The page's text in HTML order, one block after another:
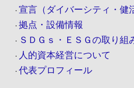
・ 宣言（ダイバーシティ・健
・ 拠点・設備情報
・ ＳＤＧｓ・ＥＳＧの取り組
・ 人的資本経営について
・ 代表プロフィール